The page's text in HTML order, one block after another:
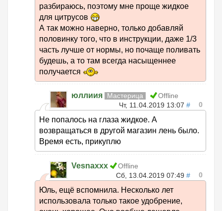
разбираюсь, поэтому мне проще жидкое
для цитрусов
А так можно наверно, только добавляй
половинку того, что в инструкции, даже 1/3
часть лучше от нормы, но почаще поливать
будешь, а то там всегда насыщеннее
получается
юллиия Мастерица
Offline
Чт, 11.04.2019 13:07 # 0
Не попалось на глаза жидкое. А
возвращаться в другой магазин лень было.
Время есть, прикуплю
Vesnaxxx
Offline
Сб, 13.04.2019 07:49 # 0
Юль, ещё вспомнила. Несколько лет
использовала только такое удобрение,